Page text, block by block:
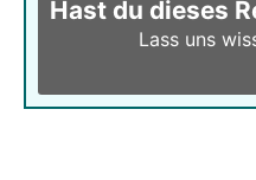
Hast du dieses
Lass uns